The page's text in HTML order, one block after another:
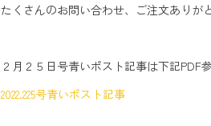
たくさんのお問い合わせ、ご注文ありが
２月２５日号青いポスト記事は下記PDF
2022.225号青いポスト記事